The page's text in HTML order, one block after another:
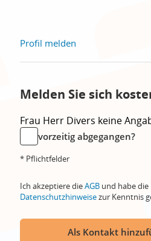
Profil melden
Melden Sie sich
Frau Herr Divers keine
vorzeitig abgegangen?
* Pflichtfelder
Ich akzeptiere dieAGB und habe die
Datenschutzhinweisezur Kenntnis
Als Kontakt